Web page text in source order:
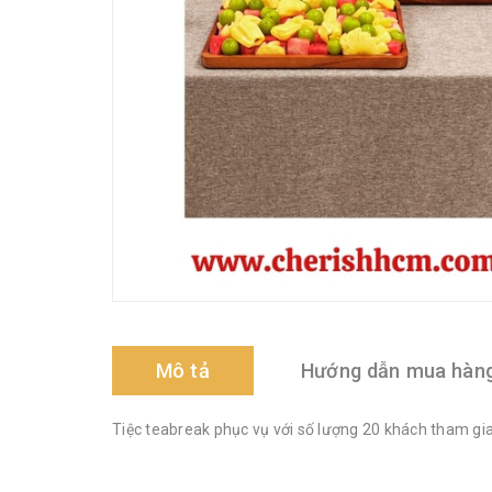
Mô tả Hướng dẫn mua
Tiệc teabreak phục vụ với số lượng 20 khách tham